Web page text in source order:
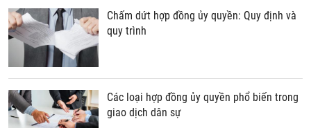
Chấm dứt hợp đồng ủy quyền: Quy định và
quy trình
Các loại hợp đồng ủy quyền phổ biến trong
giao dịch dân sự